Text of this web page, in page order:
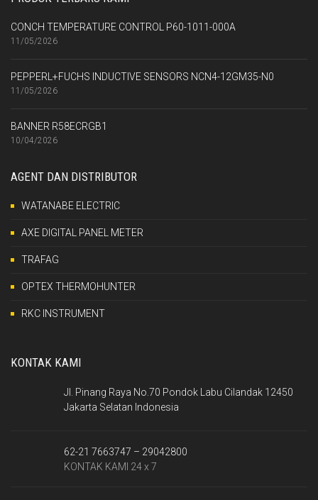
CONCH TEMPERATURE CONTROL P60-1011-000A
11/05/2026
PEPPERL+FUCHS INDUCTIVE SENSORS NCN4-12GM35-N0
11/05/2026
BANNER R58ECRGB1
10/04/2026
AGENT DAN DISTRIBUTOR
WATANABE ELECTRIC
AXE DIGITAL PANEL METER
TRAFAG
OPTEX THERMOHUNTER
RKC INSTRUMENT
KONTAK KAMI
Jl. Pinang Raya No.70 Pondok Labu Cilandak 12450
Jakarta Selatan Indonesia
62-21 7663747 – 29042800
KONTAK KAMI 24 x 7